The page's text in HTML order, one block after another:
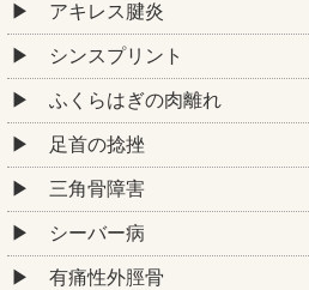
アキレス腱炎
シンスプリント
ふくらはぎの肉離れ
足首の捻挫
三角骨障害
シーバー病
有痛性外脛骨